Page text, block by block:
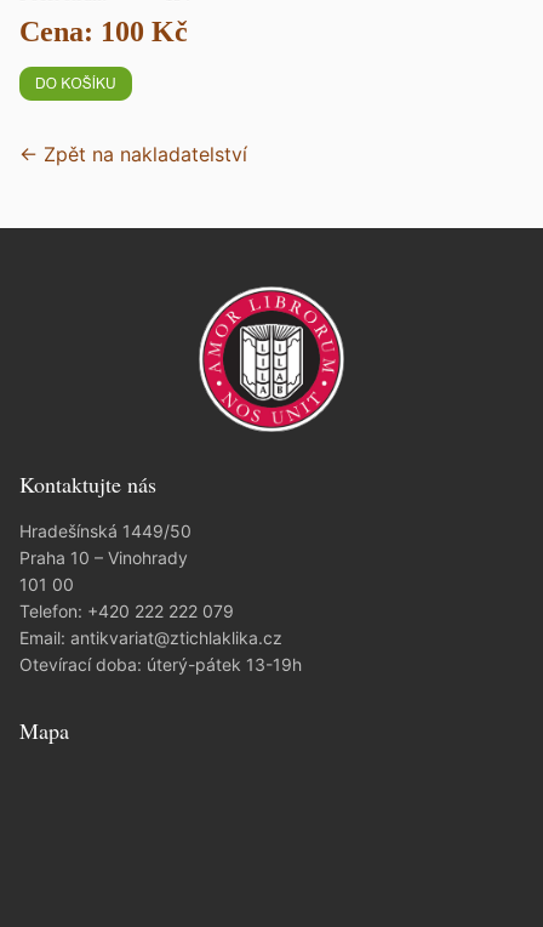
Cena: 100 Kč
← Zpět na nakladatelství
Kontaktujte nás
Hradešínská 1449/50
Praha 10 – Vinohrady
101 00
Telefon: +420 222 222 079
Email: antikvariat@ztichlaklika.cz
Otevírací doba: úterý-pátek 13-19h
Mapa